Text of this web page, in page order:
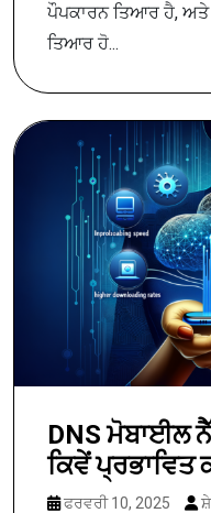
ਪੌਪਕਾਰਨ ਤਿਆਰ ਹੈ,
ਤਿਆਰ ਹੋ...
DNS ਮੋਬਾਈਲ
ਕਿਵੇਂ ਪ੍ਰਭਾਵਿਤ
ਫਰਵਰੀ 10, 2025